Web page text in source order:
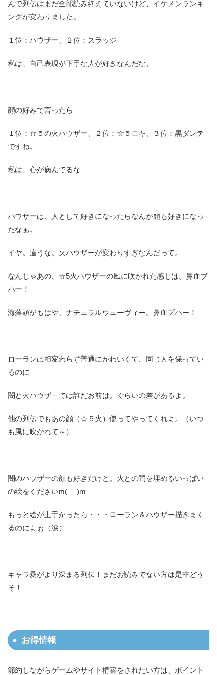
んで列伝はまだ全部読み終えていないけど、イケメンランキ
ングが変わりました。
１位：ハウザー、２位：スラッジ
私は、自己表現が下手な人が好きなんだな。
顔の好みで言ったら
１位：☆５の火ハウザー、２位：☆５ロキ、３位：黒ダンテ
ですね。
私は、心が病んでるな
ハウザーは、人として好きになったらなんか顔も好きになっ
たなぁ。
イヤ。違うな。火ハウザーが変わりすぎなんだって。
なんじゃあの、☆5火ハウザーの風に吹かれた感じは。鼻血ブ
ハー！
海藻頭がもはや、ナチュラルウェーヴィー。鼻血ブハー！
ローランは相変わらず普通にかわいくて、同じ人を保ってい
るのに
闇と火ハウザーでは誰だお前は。ぐらいの差があるよ。
他の列伝でもあの顔（☆５火）使ってやってくれよ。（いつ
も風に吹かれて～）
闇のハウザーの顔も好きだけど。火との間を埋めるいっぱい
の絵をくださいm(_ _)m
もっと絵が上手かったら・・・ローラン＆ハウザー描きまく
るのによぉ（涙）
キャラ愛がより深まる列伝！まだお読みでない方は是非どう
ぞ！
お得情報
節約しながらゲームやサイト構築をされたい方は、ポイント